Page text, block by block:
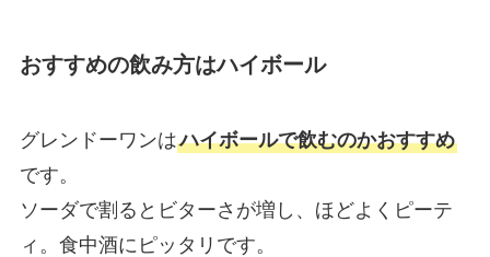
おすすめの飲み方はハイボール
グレンドーワンはハイボールで飲むのかおすすめ
です。
ソーダで割るとビターさが増し、ほどよくピーテ
ィ。食中酒にピッタリです。